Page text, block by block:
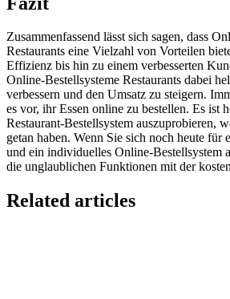
Zusammenfassend lässt sich sagen, dass
Restaurants eine Vielzahl von Vorteilen
Effizienz bis hin zu einem verbesserten
Online-Bestellsysteme Restaurants dabei
verbessern und den Umsatz zu steigern.
es vor, ihr Essen online zu bestellen. Es ist
Restaurant-Bestellsystem auszuprobieren,
getan haben. Wenn Sie sich noch heute für
und ein individuelles Online-Bestellsystem
die unglaublichen Funktionen mit der
Related articles